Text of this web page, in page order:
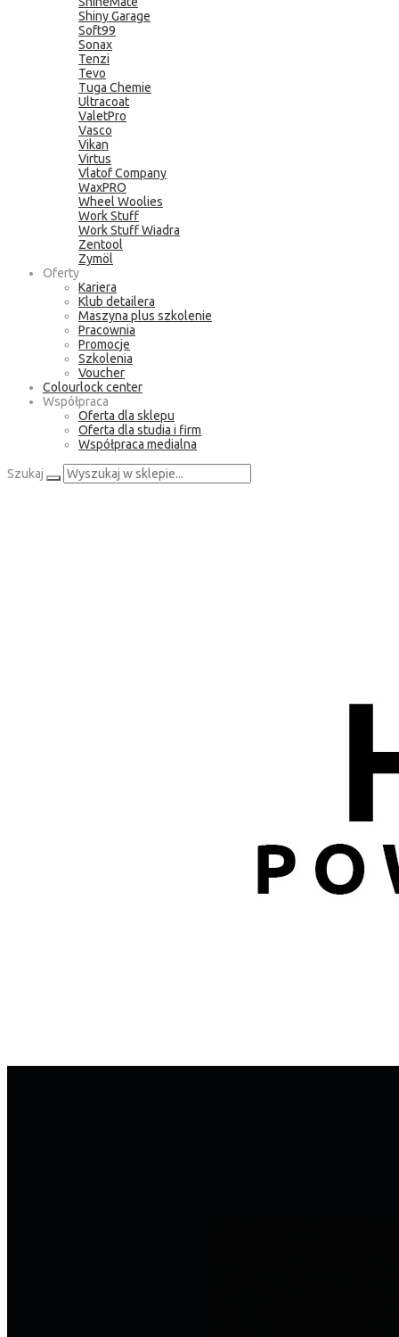
Shiny Garage
Soft99
Sonax
Tenzi
Tevo
Tuga Chemie
Ultracoat
ValetPro
Vasco
Vikan
Virtus
Vlatof Company
WaxPRO
Wheel Woolies
Work Stuff
Work Stuff Wiadra
Zentool
Zymöl
Oferty
Kariera
Klub detailera
Maszyna plus szkolenie
Pracownia
Promocje
Szkolenia
Voucher
Colourlock center
Współpraca
Oferta dla sklepu
Oferta dla studia i firm
Współpraca medialna
Szukaj